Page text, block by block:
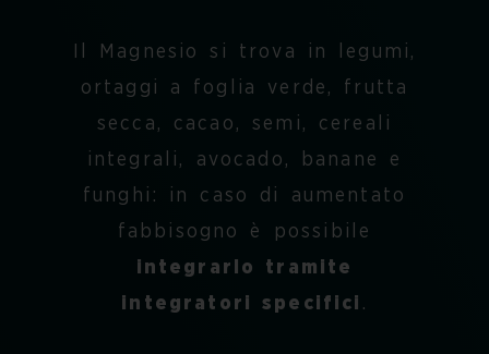
Il Magnesio si trova in legumi,
ortaggi a foglia verde, frutta
secca, cacao, semi, cereali
integrali, avocado, banane e
funghi: in caso di aumentato
fabbisogno è possibile
integrarlo tramite
integratori specifici .